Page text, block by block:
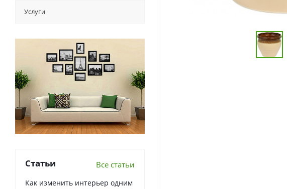
Услуги
Статьи Все статьи
Как изменить интерьер одним